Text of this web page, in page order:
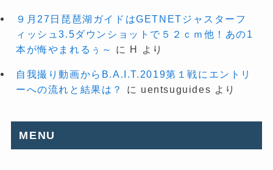
９月27日琵琶湖ガイドはGETNETジャスターフ
ィッシュ3.5ダウンショットで５２ｃｍ他！あの1
本が悔やまれるぅ～
に H より
自我撮り動画からB.A.I.T.2019第１戦にエントリ
ーへの流れと結果は？
に uentsuguides より
MENU